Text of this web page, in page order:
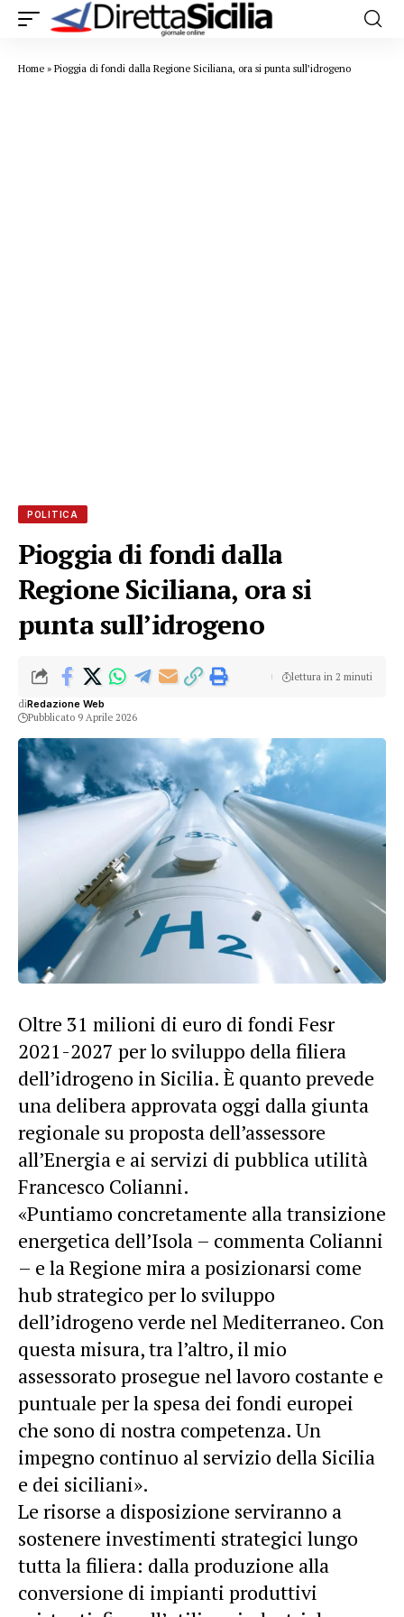
Home » Pioggia di fondi dalla Regione Siciliana, ora si punta sull’idrogeno
POLITICA
Pioggia di fondi dalla
Regione Siciliana, ora si
punta sull’idrogeno
diRedazione Web
Pubblicato 9 Aprile 2026
lettura in 2 minuti
Oltre 31 milioni di euro di fondi Fesr
2021-2027 per lo sviluppo della filiera
dell’idrogeno in Sicilia. È quanto prevede
una delibera approvata oggi dalla giunta
regionale su proposta dell’assessore
all’Energia e ai servizi di pubblica utilità
Francesco Colianni.
«Puntiamo concretamente alla transizione
energetica dell’Isola – commenta Colianni
– e la Regione mira a posizionarsi come
hub strategico per lo sviluppo
dell’idrogeno verde nel Mediterraneo. Con
questa misura, tra l’altro, il mio
assessorato prosegue nel lavoro costante e
puntuale per la spesa dei fondi europei
che sono di nostra competenza. Un
impegno continuo al servizio della Sicilia
e dei siciliani».
Le risorse a disposizione serviranno a
sostenere investimenti strategici lungo
tutta la filiera: dalla produzione alla
conversione di impianti produttivi